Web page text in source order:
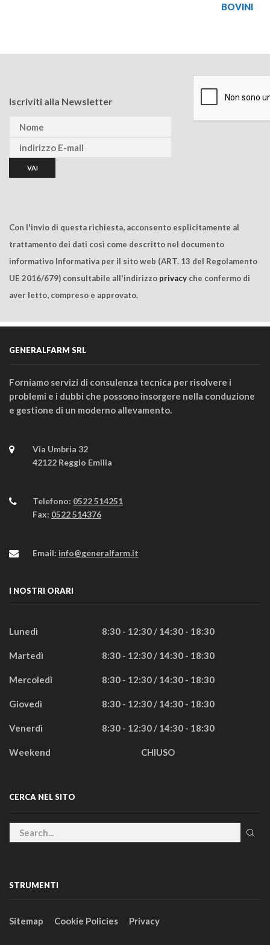
BOVINI
Iscriviti alla Newsletter
Con l'invio di questa richiesta, acconsento esplicitamente al
trattamento dei dati così come descritto nel documento
informativo Informativa per il sito web (ART. 13 del Regolamento
UE 2016/679) consultabile all'indirizzo privacy che confermo di
aver letto, compreso e approvato.
GENERALFARM SRL
Forniamo servizi di consulenza tecnica per risolvere i
problemi e i dubbi che possono insorgere nella conduzione
e gestione di un moderno allevamento.
Via Umbria 32
42122 Reggio Emilia
Telefono: 0522 514251
Fax: 0522 514376
Email: info@generalfarm.it
I NOSTRI ORARI
Lunedì 8:30 - 12:30 / 14:30 - 18:30
Martedì 8:30 - 12:30 / 14:30 - 18:30
Mercoledì 8:30 - 12:30 / 14:30 - 18:30
Giovedì 8:30 - 12:30 / 14:30 - 18:30
Venerdì 8:30 - 12:30 / 14:30 - 18:30
Weekend CHIUSO
CERCA NEL SITO
STRUMENTI
Sitemap Cookie Policies Privacy